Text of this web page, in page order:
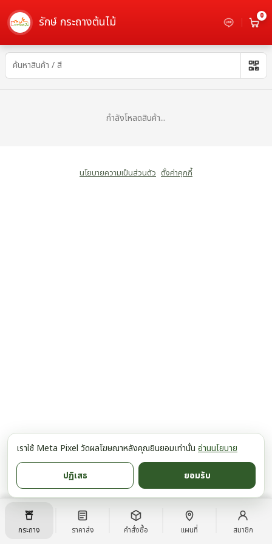
รักษ์ กระถางต้นไม้ 0
อ่าง - เลือกซื้อกระถางต้นไม้
กำลังโหลดสินค้า...
นโยบายความเป็นส่วนตัว ตั้งค่าคุกกี้
กระถาง ราคาส่ง คำสั่งซื้อ แผนที่ สมาชิก
เราใช้ Meta Pixel วัดผลโฆษณาหลังคุณยินยอมเท่านั้น อ่านนโยบาย
ปฏิเสธ ยอมรับ